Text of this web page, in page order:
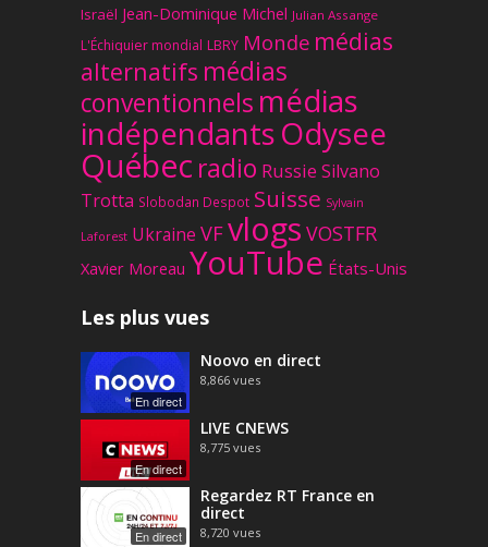
Israël Jean-Dominique Michel Julian Assange
L'Échiquier mondial LBRY Monde médias
alternatifs médias
conventionnels médias
indépendantsOdysee
Québec radio Russie Silvano
Trotta Slobodan Despot Suisse Sylvain
Laforest Ukraine VFvlogs VOSTFR
Xavier Moreau YouTube États-Unis
Les plus vues
En direct
Noovo en direct
8,866 vues
En direct
LIVE CNEWS
8,775 vues
En direct
Regardez RT France en
direct
8,720 vues